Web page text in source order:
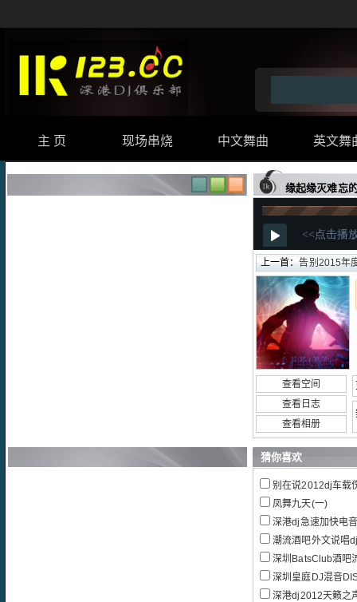
主 页 现场串烧 中文舞曲 英文舞
缘起缘灭难忘
上一首：告别2015年度时尚
查看空间
查看日志
查看相册
猜你喜欢
别在说2012dj车载
凤舞九天(一)
深港dj急速加快电
潮流酒吧外文说唱
深圳BatsClub酒吧流行
深圳皇庭DJ混音
深港dj2012天籁之